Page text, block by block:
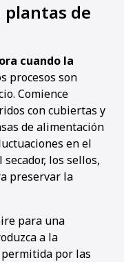
de
cuando la
procesos son
Comience
con cubiertas y
de alimentación
en el
los sellos,
preservar la
para una
a la
por las